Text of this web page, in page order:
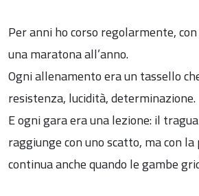
Per anni ho corso regolarmente,
una maratona all’anno.
Ogni allenamento era un tassello
resistenza, lucidità, determinazione.
E ogni gara era una lezione: il
raggiunge con uno scatto, ma con
continua anche quando le gambe